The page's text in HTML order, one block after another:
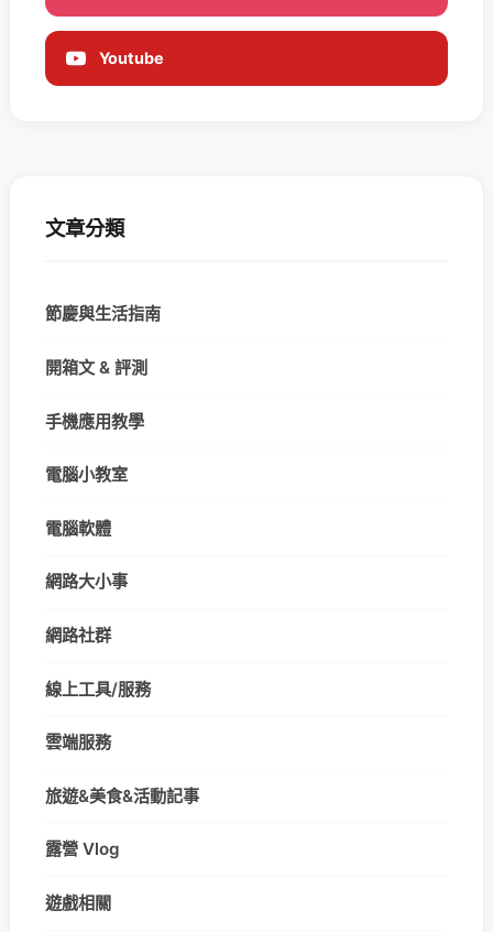
Youtube
文章分類
節慶與生活指南
開箱文 & 評測
手機應用教學
電腦小教室
電腦軟體
網路大小事
網路社群
線上工具/服務
雲端服務
旅遊&美食&活動記事
露營 Vlog
遊戲相關